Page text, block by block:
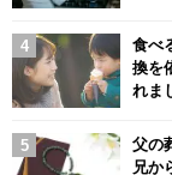
食べ
換を
れま
父の
兄か